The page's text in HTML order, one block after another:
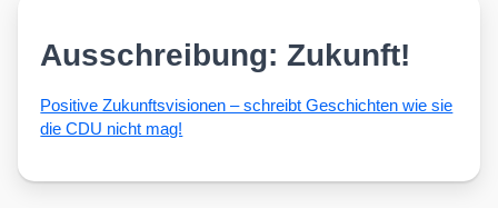
Ausschreibung: Zukunft!
Posi­ti­ve Zukunfts­vi­sio­nen – schreibt Geschich­ten wie sie
die CDU nicht mag!